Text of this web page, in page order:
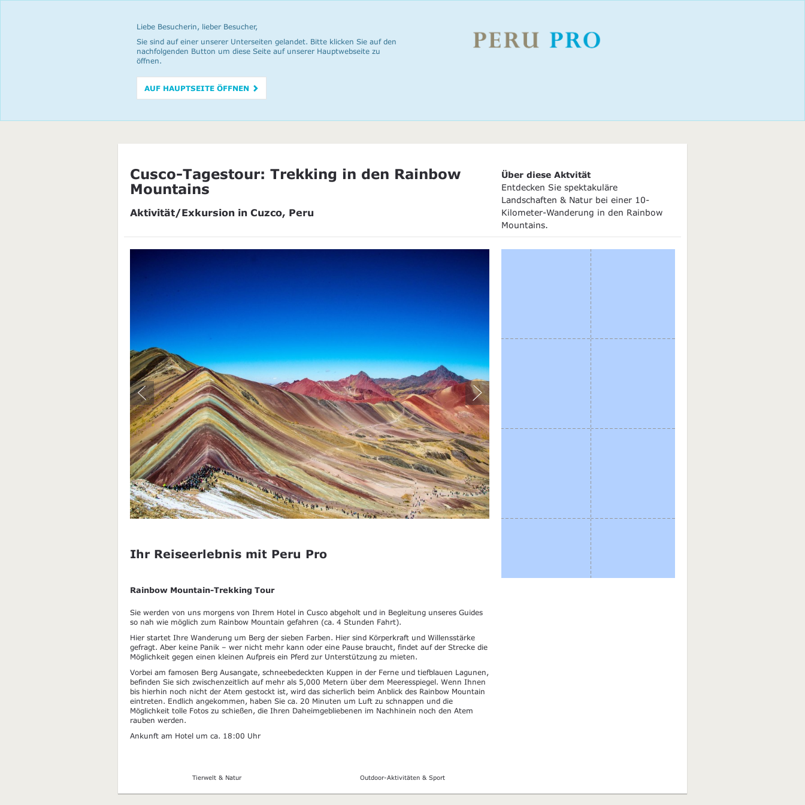
Liebe Besucherin, lieber Besucher,
Sie sind auf einer unserer Unterseiten gelandet. Bitte klicken Sie auf den
nachfolgenden Button um diese Seite auf unserer Hauptwebseite zu
öffnen.
AUF HAUPTSEITE ÖFFNEN
Cusco-Tagestour: Trekking in den Rainbow
Mountains
Aktivität/Exkursion in Cuzco, Peru
Über diese Aktvität
Entdecken Sie spektakuläre
Landschaften & Natur bei einer 10-
Kilometer-Wanderung in den Rainbow
Mountains.
Ihr Reiseerlebnis mit Peru Pro
Rainbow Mountain-Trekking Tour
Sie werden von uns morgens von Ihrem Hotel in Cusco abgeholt und in Begleitung unseres Guides
so nah wie möglich zum Rainbow Mountain gefahren (ca. 4 Stunden Fahrt).
Hier startet Ihre Wanderung um Berg der sieben Farben. Hier sind Körperkraft und Willensstärke
gefragt. Aber keine Panik – wer nicht mehr kann oder eine Pause braucht, findet auf der Strecke die
Möglichkeit gegen einen kleinen Aufpreis ein Pferd zur Unterstützung zu mieten.
Vorbei am famosen Berg Ausangate, schneebedeckten Kuppen in der Ferne und tiefblauen Lagunen,
befinden Sie sich zwischenzeitlich auf mehr als 5,000 Metern über dem Meeresspiegel. Wenn Ihnen
bis hierhin noch nicht der Atem gestockt ist, wird das sicherlich beim Anblick des Rainbow Mountain
eintreten. Endlich angekommen, haben Sie ca. 20 Minuten um Luft zu schnappen und die
Möglichkeit tolle Fotos zu schießen, die Ihren Daheimgebliebenen im Nachhinein noch den Atem
rauben werden.
Ankunft am Hotel um ca. 18:00 Uhr
Tierwelt & Natur Outdoor-Aktivitäten & Sport